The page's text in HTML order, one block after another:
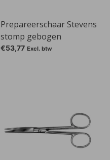
Prepareerschaar Stevens
stomp gebogen
€53,77 Excl. btw